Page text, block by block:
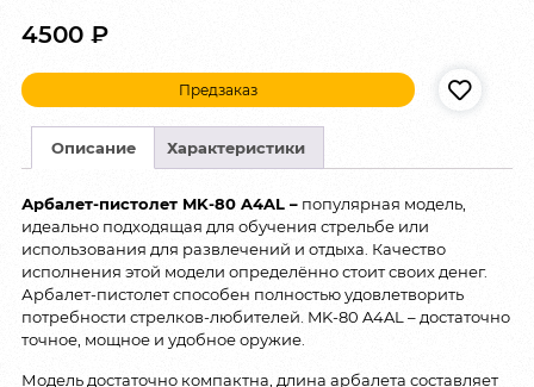
4500 ₽
Предзаказ
Описание Характеристики
Арбалет-пистолет MK-80 A4AL – популярная модель,
идеально подходящая для обучения стрельбе или
использования для развлечений и отдыха. Качество
исполнения этой модели определённо стоит своих денег.
Арбалет-пистолет способен полностью удовлетворить
потребности стрелков-любителей. MK-80 A4AL – достаточно
точное, мощное и удобное оружие.
Модель достаточно компактна, длина арбалета составляет